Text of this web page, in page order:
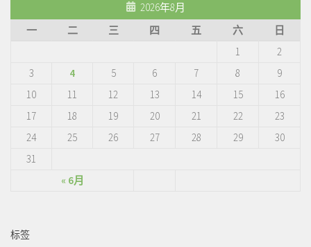
2026年8月
一
二 三 四 五 六 日
« 6月
1
2
3
4 5 6 7 8
9
10
11 12 13 14 15
16
17
18 19 20 21 22
23
24
25 26 27 28 29
30
31
标签